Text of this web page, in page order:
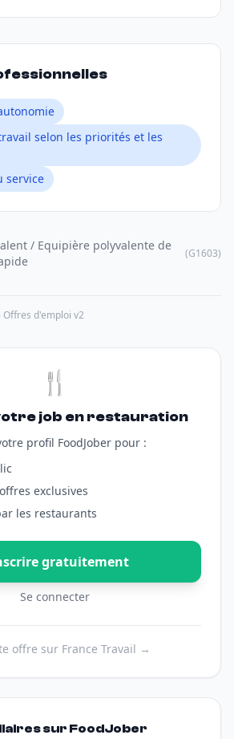
selon les priorités et les
service
/ Equipière polyvalente de
(G1603)
d'emploi v2
🍴
job en restauration
profil FoodJober pour :
exclusives
les restaurants
gratuitement
Se connecter
offre sur France Travail →
sur FoodJober